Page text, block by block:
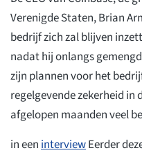
Verenigde Staten, Brian
bedrijf zich zal blijven
nadat hij onlangs
zijn plannen voor het
regelgevende zekerheid in
afgelopen maanden veel
in eeninterviewEerder